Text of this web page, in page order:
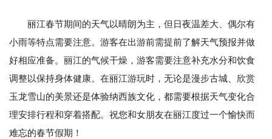
丽江春节期间的天气以晴朗为主，但日夜温差大、偶尔有
小雨等特点需要注意。游客在出游前需提前了解天气预报并做
好相应准备。丽江的气候干燥，游客需要注意补充水分和饮食
调整以保持身体健康。在丽江游玩时，无论是漫步古城、欣赏
玉龙雪山的美景还是体验纳西族文化，都需要根据天气变化合
理安排行程和穿着搭配。祝您和女朋友在丽江度过一个愉快而
难忘的春节假期！